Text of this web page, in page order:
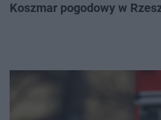
Koszmar pogodowy w